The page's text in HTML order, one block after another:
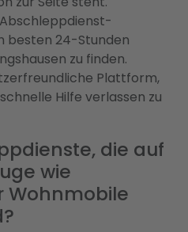
besten 24-Stunden
zu finden.
Plattform,
Hilfe verlassen zu
die auf
wie
Wohnmobile